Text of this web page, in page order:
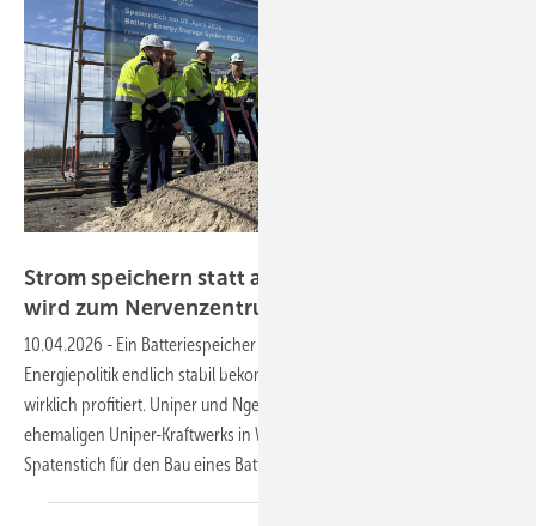
Strom speichern statt abregeln: Wilhelmshaven
wird zum Nervenzentrum der
10.04.2026 - Ein Batteriespeicher soll zeigen, ob Deutschland seine
Energiepolitik endlich stabil bekommt – und ob die Region davon
wirklich profitiert. Uniper und Ngen haben auf dem Gelände des
ehemaligen Uniper-Kraftwerks in Wilhelmshaven den offiziellen
Spatenstich für den Bau eines Batteriespeichers